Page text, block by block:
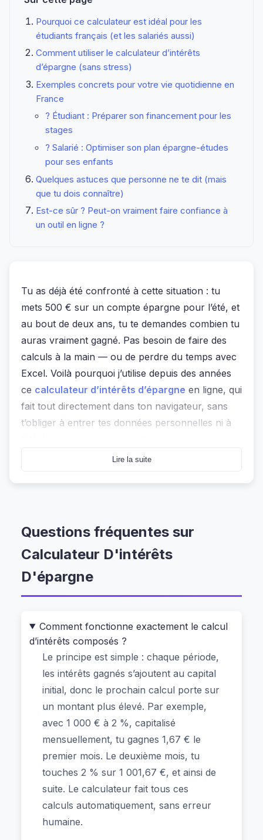
Pourquoi ce calculateur est idéal pour les
étudiants français (et les salariés aussi)
Comment utiliser le calculateur d’intérêts
d’épargne (sans stress)
Exemples concrets pour votre vie quotidienne en
France
? Étudiant : Préparer son financement pour les
stages
? Salarié : Optimiser son plan épargne-études
pour ses enfants
Quelques astuces que personne ne te dit (mais
que tu dois connaître)
Est-ce sûr ? Peut-on vraiment faire confiance à
un outil en ligne ?
Tu as déjà été confronté à cette situation : tu
mets 500 € sur un compte épargne pour l’été, et
au bout de deux ans, tu te demandes combien tu
auras vraiment gagné. Pas besoin de faire des
calculs à la main — ou de perdre du temps avec
Excel. Voilà pourquoi j’utilise depuis des années
ce calculateur d’intérêts d’épargne en ligne, qui
fait tout directement dans ton navigateur, sans
t’obliger à entrer tes données personnelles ni à
intelligente pour comprendre exactement où
trace de ton calcul. C’est ça, la vraie sécurité :
tout se passe ici, maintenant, entre toi et ton
Pourquoi ce calculateur est
idéal pour les étudiants français
(et les salariés aussi)
Je me souviens quand j’étais en première année
de fac à Lyon : je devais comparer mes résultats
semestriels pour savoir si j’avais une chance de
passer en deuxième cycle. J’ai utilisé un autre
outil, mais il ne prenait pas en compte le système
de crédits ECTS. Ce calculateur, lui, fonctionne
comme un vrai assistant financier — même pour
les étudiants qui veulent prévoir leur budget
pendant les stages ou les vacances. Tu sais ce
Lire la suite
Questions fréquentes sur
Calculateur D'intérêts
D'épargne
Comment fonctionne exactement le calcul
d’intérêts composés ?
Le principe est simple : chaque période,
les intérêts gagnés s’ajoutent au capital
initial, donc le prochain calcul porte sur
un montant plus élevé. Par exemple,
avec 1 000 € à 2 %, capitalisé
mensuellement, tu gagnes 1,67 € le
premier mois. Le deuxième mois, tu
touches 2 % sur 1 001,67 €, et ainsi de
suite. Le calculateur fait tous ces
calculs automatiquement, sans erreur
humaine.